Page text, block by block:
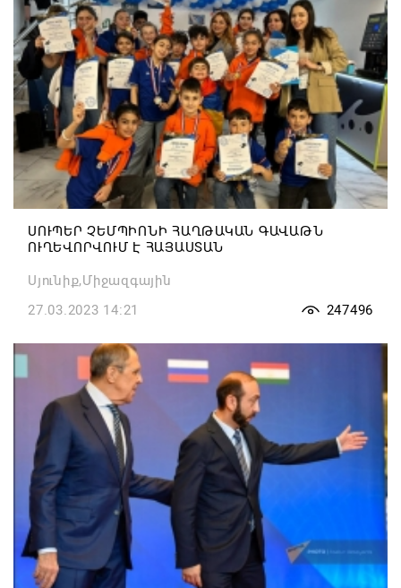
ՍՈՒՊԵՐ ՉԵՄՊԻՈՆԻ ՀԱՂԹԱԿԱՆ ԳԱՎԱԹՆ
ՈՒՂԵՎՈՐՎՈՒՄ Է ՀԱՅԱՍՏԱՆ
Սյունիք,Միջազգային
27.03.2023 14:21
247496